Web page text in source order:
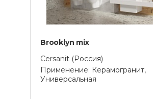
Brooklyn mix
Cersanit (Россия)
Применение: Керамогранит,
Универсальная